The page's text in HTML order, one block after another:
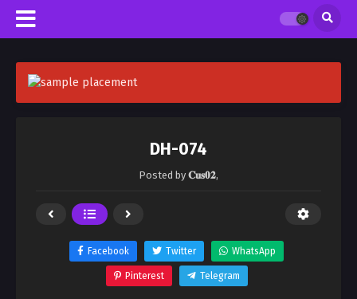
DH-074
Posted by 𝐂𝐮𝐬𝟎𝟐,
Facebook Twitter WhatsApp
Pinterest Telegram